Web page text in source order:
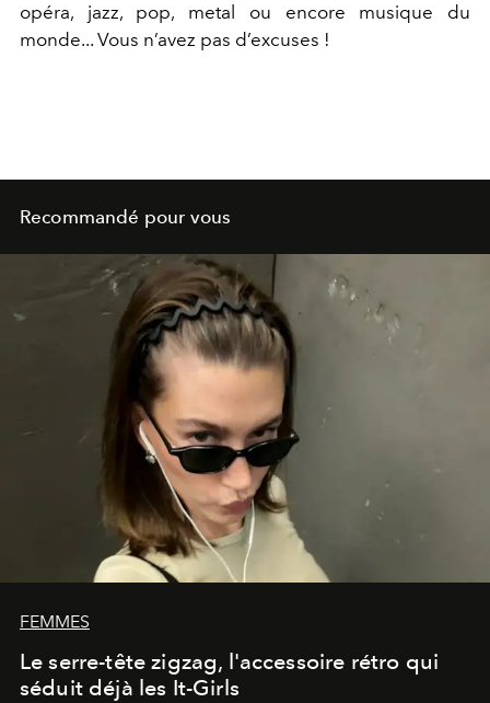
opéra, jazz, pop, metal ou encore musique du
monde... Vous n’avez pas d’excuses !
Recommandé pour vous
FEMMES
Le serre-tête zigzag, l'accessoire rétro qui
séduit déjà les It-Girls